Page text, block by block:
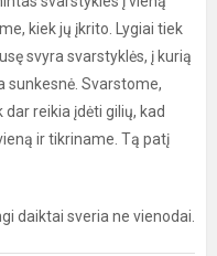
kiek jų įkrito. Lygiai tiek
svyra svarstyklės, į kurią
sunkesnė. Svarstome,
reikia įdėti gilių, kad
ir tikriname. Tą patį
daiktai sveria ne vienodai.